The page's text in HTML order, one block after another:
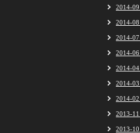
2014-09
2014-08
2014-07
2014-06
2014-04
2014-03
2014-02
2013-11
2013-10